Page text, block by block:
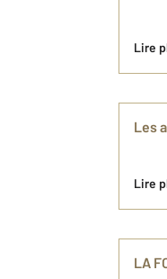
Lire
Les
Lire
LA